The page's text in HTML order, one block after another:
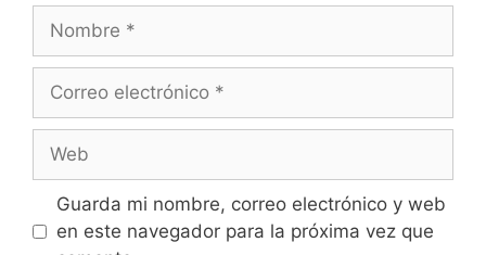
Nombre
Correo
Web
Guarda mi nombre, correo electrónico y web
en este navegador para la próxima vez que